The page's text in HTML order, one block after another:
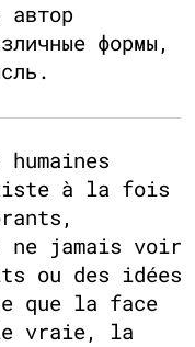
автор
формы,
à la fois
ne jamais voir
ou des idées
que la face
vraie, la